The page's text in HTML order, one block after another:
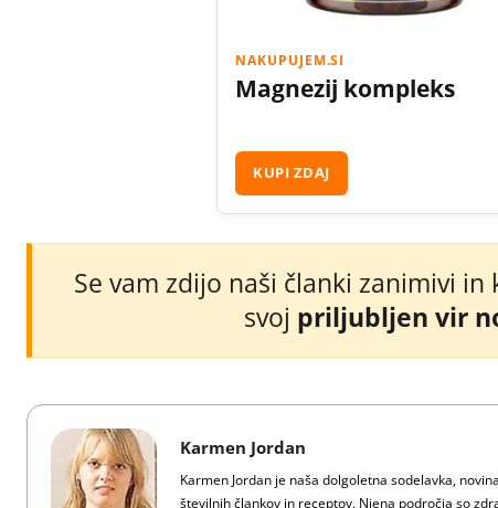
NAKUPUJEM.SI
Magnezij kompleks
KUPI ZDAJ
Se vam zdijo naši članki zanimivi in
svoj priljubljen vir
Karmen Jordan
Karmen Jordan je naša dolgoletna sodelavka,
številnih člankov in receptov. Njena področja so